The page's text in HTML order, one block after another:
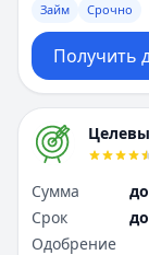
Займ Срочно
Получить
Сумма
Срок
Одобрение